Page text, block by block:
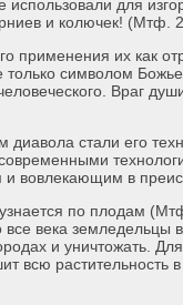
для
и колючек! (Мтф.
применения их как
символом
Враг
стали его
и вовлекающим в
по плодам
все века
и уничтожать.
всю растительность